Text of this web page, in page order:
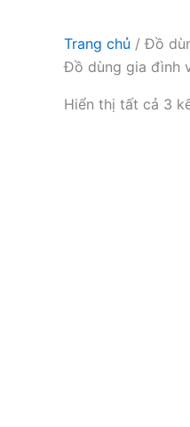
Trang chủ / Đồ
Đồ dùng gia đình
Hiển thị tất cả 3